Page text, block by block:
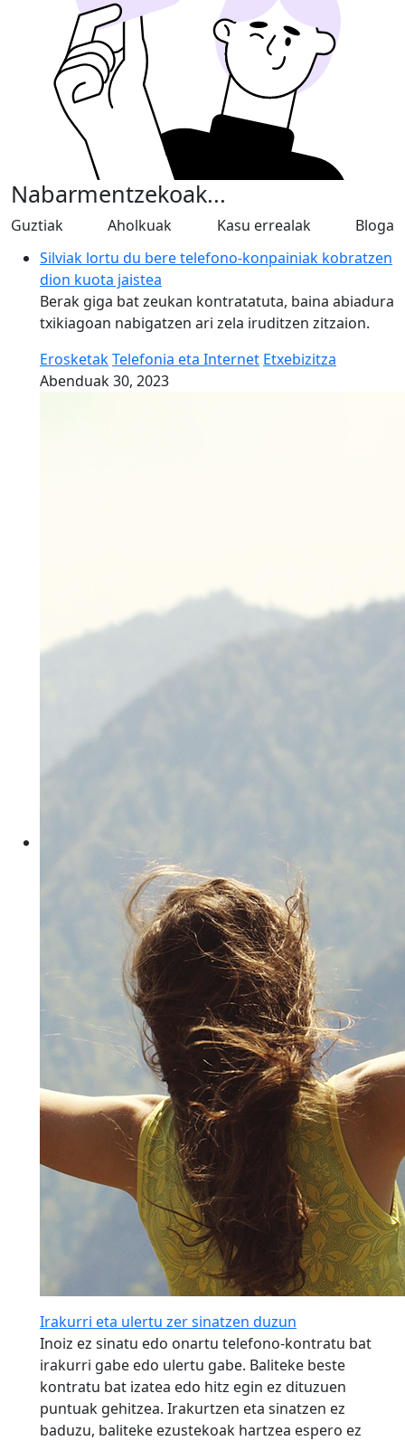
Nabarmentzekoak...
Guztiak Aholkuak Kasu errealak
Bloga
Silviak lortu du bere telefono-konpainiak kobratzen
dion kuota jaistea
Berak giga bat zeukan kontratatuta, baina abiadura
txikiagoan nabigatzen ari zela iruditzen zitzaion.
ErosketakTelefonia eta Internet Etxebizitza
Abenduak 30, 2023
Irakurri eta ulertu zer sinatzen duzun
Inoiz ez sinatu edo onartu telefono-kontratu bat
irakurri gabe edo ulertu gabe. Baliteke beste
kontratu bat izatea edo hitz egin ez dituzuen
puntuak gehitzea. Irakurtzen eta sinatzen ez
baduzu, baliteke ezustekoak hartzea espero ez